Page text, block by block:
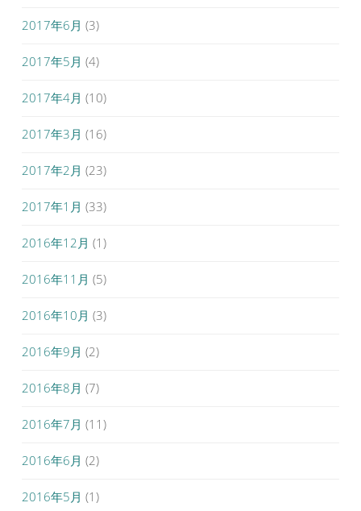
2017年6月 (3)
2017年5月 (4)
2017年4月 (10)
2017年3月 (16)
2017年2月 (23)
2017年1月 (33)
2016年12月 (1)
2016年11月 (5)
2016年10月 (3)
2016年9月 (2)
2016年8月 (7)
2016年7月 (11)
2016年6月 (2)
2016年5月 (1)